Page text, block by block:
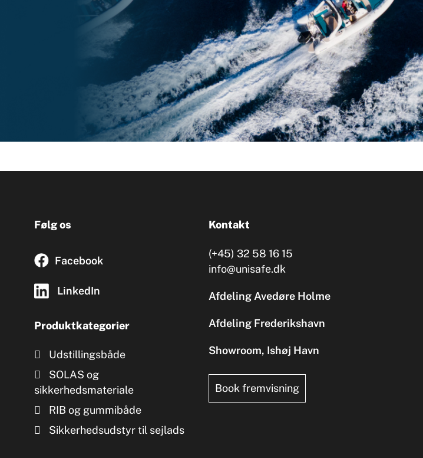
Følg os
Facebook
LinkedIn
Produktkategorier
Udstillingsbåde
SOLAS og
sikkerhedsmateriale
RIB og gummibåde
Sikkerhedsudstyr til sejlads
Kontakt
(+45) 32 58 16 15
info@unisafe.dk
Afdeling Avedøre Holme
Afdeling Frederikshavn
Showroom, Ishøj Havn
Book fremvisning